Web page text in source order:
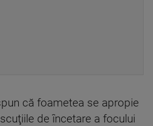
că foametea se apropie
de încetare a focului